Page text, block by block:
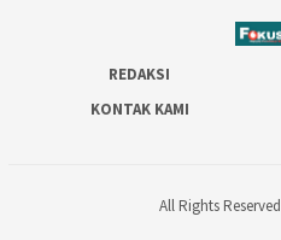
REDAKSI
KONTAK KAMI
All Rights Reserved